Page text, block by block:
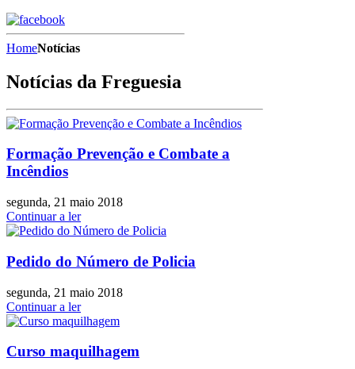
HomeNotícias
Notícias da Freguesia
Formação Prevenção e Combate a
Incêndios
segunda, 21 maio 2018
Continuar a ler
Pedido do Número de Policia
segunda, 21 maio 2018
Continuar a ler
Curso maquilhagem